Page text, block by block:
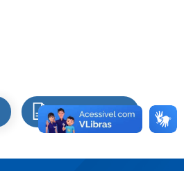
VISUALIZAR